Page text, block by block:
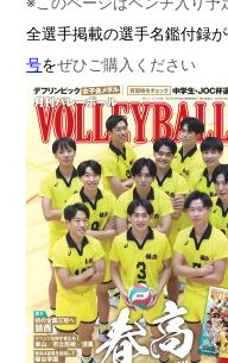
全選手掲載の選手名鑑付録
号をぜひご購入ください